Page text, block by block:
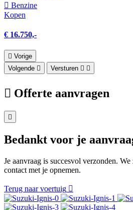
Benzine
Kopen
€ 16.750,-
Vorige
Volgende
Versturen
Offerte aanvragen
Bedankt voor je
Je aanvraag is succesvol verzonden.
contact met je opnemen.
Terug naar voertuig